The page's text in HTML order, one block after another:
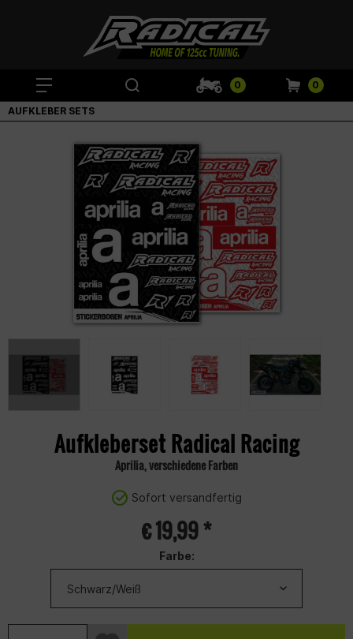
0 0
AUFKLEBER SETS
Aufkleberset Radical Racing
Aprilia, verschiedene Farben
Sofort versandfertig
€ 19,99 *
Farbe: